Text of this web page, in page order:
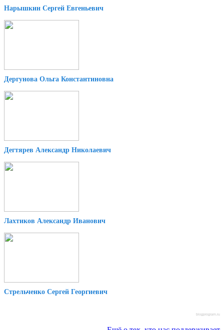
Нарышкин Сергей Евгеньевич
Дергунова Ольга Константиновна
Дегтярев Александр Николаевич
Лахтиков Александр Иванович
Стрельченко Сергей Георгиевич
blogprogram.ru